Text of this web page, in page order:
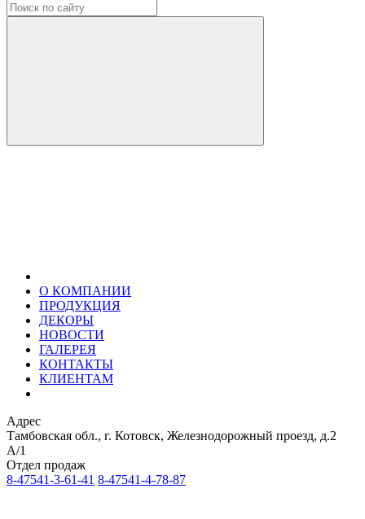
О КОМПАНИИ
ПРОДУКЦИЯ
ДЕКОРЫ
НОВОСТИ
ГАЛЕРЕЯ
КОНТАКТЫ
КЛИЕНТАМ
Адрес
Тамбовская обл., г. Котовск, Железнодорожный проезд, д.2
А/1
Отдел продаж
8-47541-3-61-41 8-47541-4-78-87